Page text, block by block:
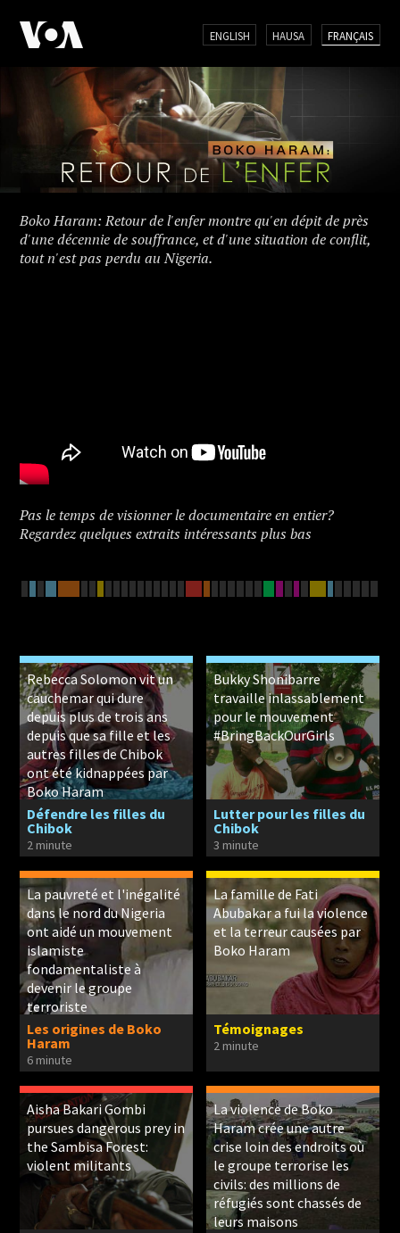
ENGLISH HAUSA FRANÇAIS
Boko Haram: Retour de l'enfer montre qu'en dépit de près
d'une décennie de souffrance, et d'une situation de conflit,
tout n'est pas perdu au Nigeria.
Pas le temps de visionner le documentaire en entier?
Regardez quelques extraits intéressants plus bas
Rebecca Solomon vit un
cauchemar qui dure
depuis plus de trois ans
depuis que sa fille et les
autres filles de Chibok
ont ​​été kidnappées par
Boko Haram
Défendre les filles du
Chibok
2 minute
Bukky Shonibarre
travaille inlassablement
pour le mouvement
#BringBackOurGirls
Lutter pour les filles du
Chibok
3 minute
La pauvreté et l'inégalité
dans le nord du Nigeria
ont aidé un mouvement
islamiste
fondamentaliste à
devenir le groupe
terroriste
Les origines de Boko
Haram
6 minute
La famille de Fati
Abubakar a fui la violence
et la terreur causées par
Boko Haram
Témoignages
2 minute
Aisha Bakari Gombi
pursues dangerous prey in
the Sambisa Forest:
violent militants
La violence de Boko
Haram crée une autre
crise loin des endroits où
le groupe terrorise les
civils: des millions de
réfugiés sont chassés de
leurs maisons